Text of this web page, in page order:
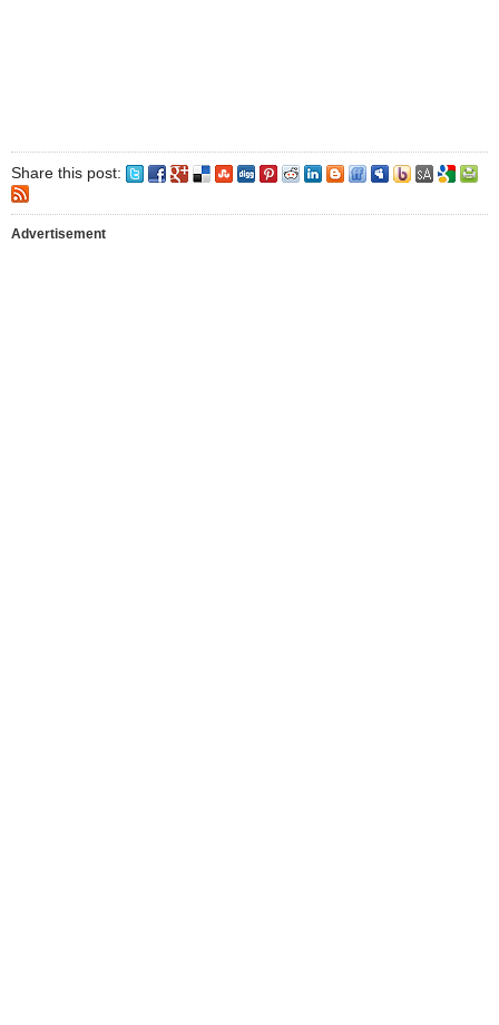
Share this post:
Advertisement